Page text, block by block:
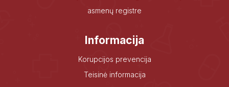
asmenų registre
Informacija
Korupcijos prevencija
Teisinė informacija